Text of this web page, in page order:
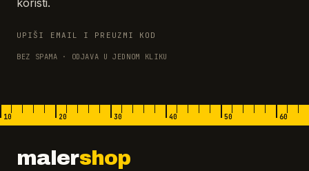
UPIŠI EMAIL I PREUZMI KOD
BEZ SPAMA · ODJAVA U JEDNOM KLIKU
10 20 30 40 50 60
malershop